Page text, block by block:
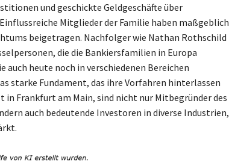
und geschickte Geldgeschäfte über
Mitglieder der Familie haben maßgeblich
beigetragen. Nachfolger wie Nathan Rothschild
die die Bankiersfamilien in Europa
auch heute noch in verschiedenen Bereichen
starke Fundament, das ihre Vorfahren hinterlassen
in Frankfurt am Main, sind nicht nur Mitbegründer des
auch bedeutende Investoren in diverse Industrien,